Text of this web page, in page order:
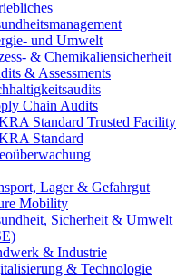
und Umwelt
& Chemikaliensicherheit
& Assessments
Chain Audits
Standard Trusted Facility
Standard
Lager & Gefahrgut
Mobility
Sicherheit & Umwelt
& Industrie
& Technologie